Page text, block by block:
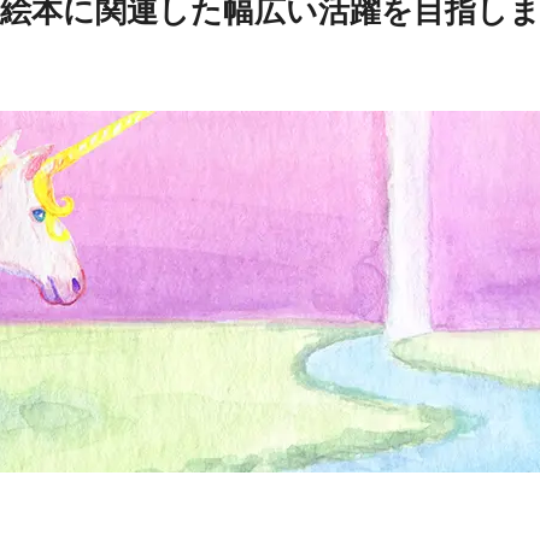
本に関連した幅広い活躍を目指し